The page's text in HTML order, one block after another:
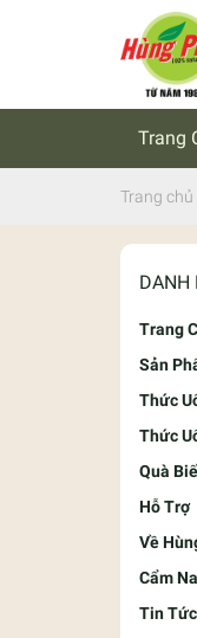
Trang
Cẩm
Trang chủ
DANH
Trang
Sản
Thức
Thức
Quà
Hỗ Trợ
Về
Cẩm
Tin Tức